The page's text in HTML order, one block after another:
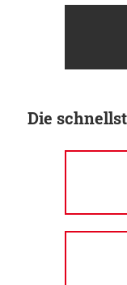
Die